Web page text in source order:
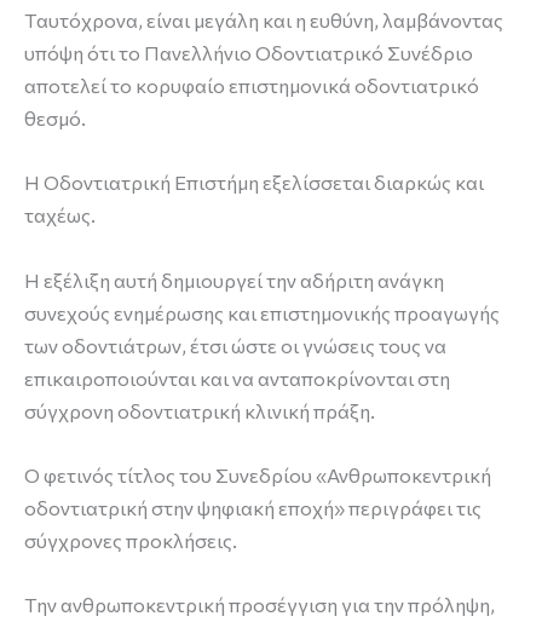
Ταυτόχρονα, είναι μεγάλη και η ευθύνη, λαμβάνοντας
υπόψη ότι το Πανελλήνιο Οδοντιατρικό Συνέδριο
αποτελεί το κορυφαίο επιστημονικά οδοντιατρικό
θεσμό.
Η Οδοντιατρική Επιστήμη εξελίσσεται διαρκώς και
ταχέως.
Η εξέλιξη αυτή δημιουργεί την αδήριτη ανάγκη
συνεχούς ενημέρωσης και επιστημονικής προαγωγής
των οδοντιάτρων, έτσι ώστε οι γνώσεις τους να
επικαιροποιούνται και να ανταποκρίνονται στη
σύγχρονη οδοντιατρική κλινική πράξη.
Ο φετινός τίτλος του Συνεδρίου «Ανθρωποκεντρική
οδοντιατρική στην ψηφιακή εποχή» περιγράφει τις
σύγχρονες προκλήσεις.
Την ανθρωποκεντρική προσέγγιση για την πρόληψη,